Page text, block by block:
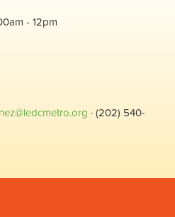
- 12pm
· (202) 540-